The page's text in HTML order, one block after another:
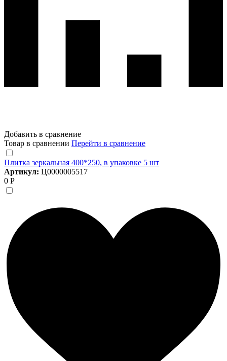
Добавить в сравнение
Товар в сравнении Перейти в сравнение
Плитка зеркальная 400*250, в упаковке 5 шт
Артикул: Ц0000005517
0 Р